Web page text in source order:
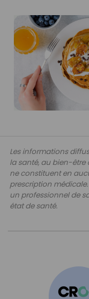
Les informations
la santé, au bien-être
ne constituent en
prescription
un professionnel de
état de santé.